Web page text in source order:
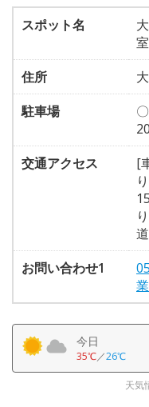
スポット名
住所
駐車場
交通アクセス
[
お問い合わせ1
今日
35℃／26℃
天気